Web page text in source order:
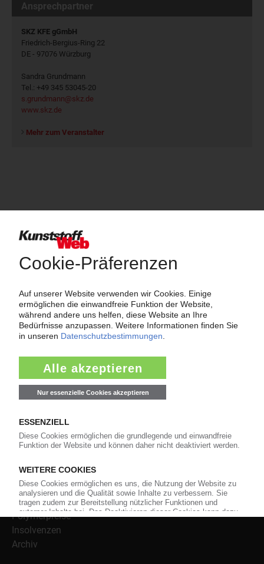
Ansprechpartner
SKZ KFE gGmbH
Friedrich-Bergius-Ring 22
DE - 97076 Würzburg
Sandra Grundmann
Tel.: +49 345 53045-20
s.grundmann@skz.de
www.skz.de
Mehr zum Veranstalter
Über das KunststoffWeb
Als einer der Internet-Pioniere der Kunststoffindustrie
versorgt das KunststoffWeb bereits seit 1996 die Fach-
und Führungskräfte der Branche mit täglichen
Nachrichten rund um das Thema "Kunststoffe". Im Fokus
Kunststoffe sowie Märkte, Unternehmen, Produkte,
Material, Anwendungen und Verpackungen.
Weiterhin bietet das KunststoffWeb geeignete
Bezugsquellen für den Einkauf sowie nützlichen Service-
Informationen wie Handelsnamen und Veranstaltungen.
Alle Nachrichten
Branche
Technologie
Polymerpreise
Insolvenzen
Archiv